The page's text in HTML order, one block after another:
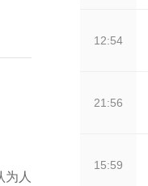
为人
12:54
21:56
15:59